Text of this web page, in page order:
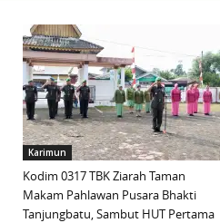
Karimun
Kodim 0317 TBK Ziarah Taman
Makam Pahlawan Pusara Bhakti
Tanjungbatu, Sambut HUT Pertama